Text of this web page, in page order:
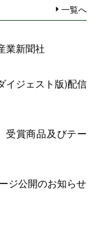
一覧へ
業新聞社
イジェスト版)配信
受賞商品及びテー
ジ公開のお知らせ